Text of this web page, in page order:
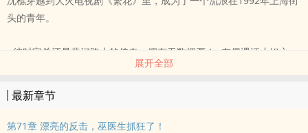
头的青年。
n彼时宝总还是黄河路上的传奇，拥有无数拥趸！n在偶遇汪小姐之
后，沈樵决定用她可怜自己的十块钱，成为世界首富！
展开全部
最新章节
第71章 漂亮的反击，巫医生抓狂了！